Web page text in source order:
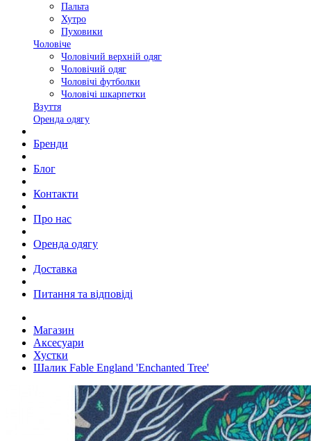
Пальта
Хутро
Пуховики
Чоловіче
Чоловічий верхній одяг
Чоловічий одяг
Чоловічі футболки
Чоловічі шкарпетки
Взуття
Оренда одягу
Бренди
Блог
Контакти
Про нас
Оренда одягу
Доставка
Питання та відповіді
Магазин
Аксесуари
Хустки
Шалик Fable England 'Enchanted Tree'